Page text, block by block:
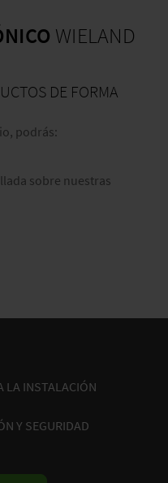
WIELAND
DE FORMA
podrás:
sobre nuestras
LA INSTALACIÓN
Y SEGURIDAD